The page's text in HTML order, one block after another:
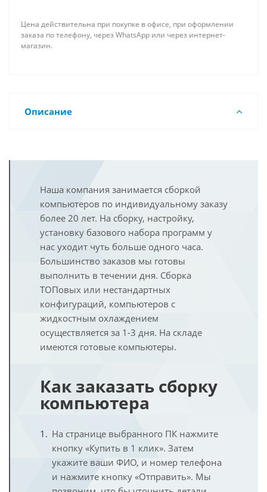
Цена действительна при покупке в офисе, при оформлении
заказа по телефону, через WhatsApp или через интернет-
магазин.
Описание
Наша компания занимается сборкой
компьютеров по индивидуальному заказу
более 20 лет. На сборку, настройку,
установку базового набора программ у
нас уходит чуть больше одного часа.
Большинство заказов мы готовы
выполнить в течении дня. Сборка
ТОПовых или нестандартных
конфигураций, компьютеров с
жидкостным охлаждением
осуществляется за 1-3 дня. На складе
имеются готовые компьютеры.
Как заказать сборку
компьютера
На странице выбранного ПК нажмите
кнопку «Купить в 1 клик». Затем
укажите ваши ФИО, и номер телефона
и нажмите кнопку «Отправить». Мы